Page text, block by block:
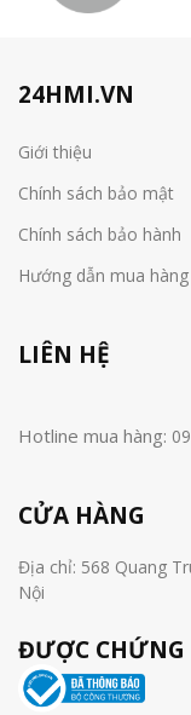
24HMI.VN
Giới thiệu
Chính sách bảo mật
Chính sách bảo hành
Hướng dẫn mua hàng
LIÊN HỆ
Hotline mua hàng:
CỬA HÀNG
Địa chỉ: 568 Quang
Nội
ĐƯỢC